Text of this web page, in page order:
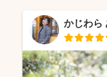
かじわら